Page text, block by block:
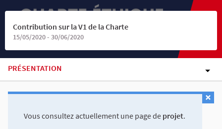
Contribution sur la V1 de la Charte
15/05/2020 - 30/06/2020
PRÉSENTATION
Vous consultez actuellement une page de projet.